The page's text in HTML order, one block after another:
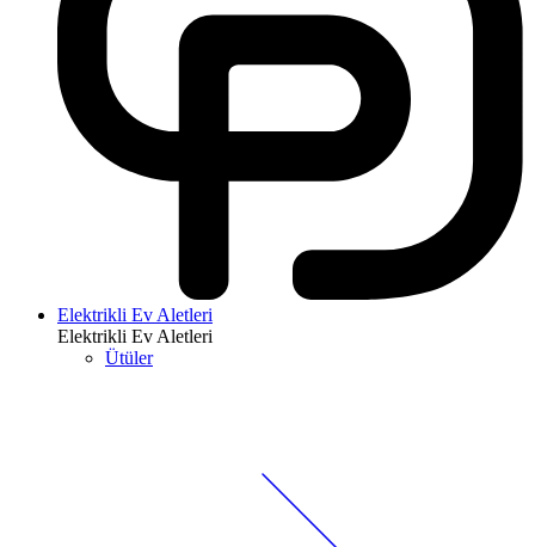
Elektrikli Ev Aletleri
Elektrikli Ev Aletleri
Ütüler